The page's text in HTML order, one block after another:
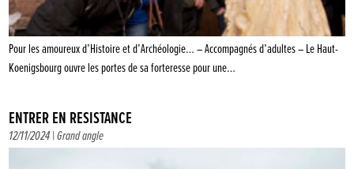
Pour les amoureux d’Histoire et d’Archéologie… – Accompagnés d’adultes – Le Haut-
Koenigsbourg ouvre les portes de sa forteresse pour une…
ENTRER EN RÉSISTANCE
12/11/2024 |Grand angle